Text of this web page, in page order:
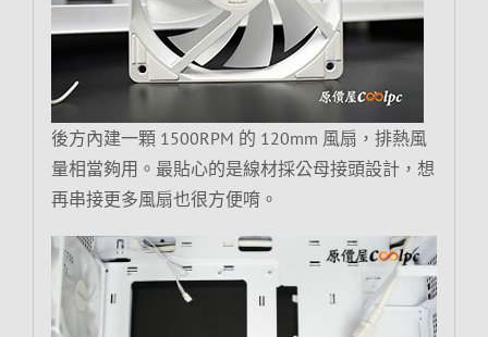
後方內建一顆 1500RPM 的 120mm 風扇，排熱風
量相當夠用。最貼心的是線材採公母接頭設計，想
再串接更多風扇也很方便唷。